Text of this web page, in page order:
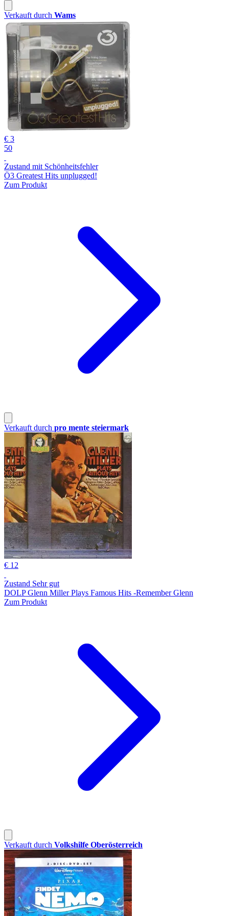
Verkauft durch Wams
€ 3
50
Zustand mit Schönheitsfehler
Ö3 Greatest Hits unplugged!
Zum Produkt
Verkauft durch pro mente steiermark
€ 12
Zustand Sehr gut
DOLP Glenn Miller Plays Famous Hits -Remember Glenn
Zum Produkt
Verkauft durch Volkshilfe Oberösterreich